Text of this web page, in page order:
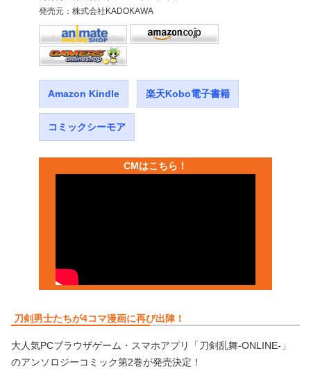
発売元：株式会社KADOKAWA
Amazon Kindle 楽天Kobo電子書籍
コミックシーモア
CMはこちら！
刀剣男士たちが4コマ漫画に再び出陣！
大人気PCブラウザゲーム・スマホアプリ「刀剣乱舞-ONLINE-」
のアンソロジーコミック第2巻が発売決定！